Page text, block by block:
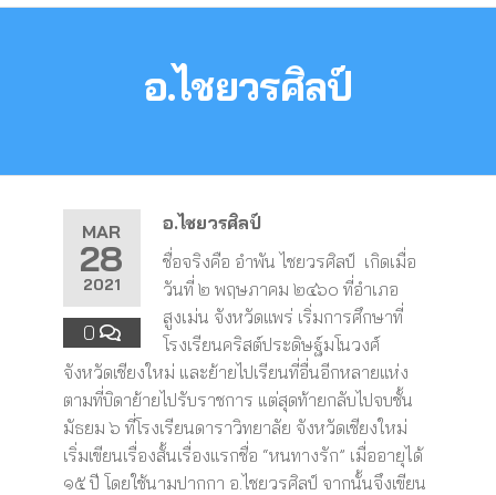
– Free Demos
อ.ไชยวรศิลป์
MAR
28
2021
0
อ.ไชยวรศิลป์
ชื่อจริงคือ อำพัน ไชยวรศิลป์ เกิดเมื่อ
วันที่ ๒ พฤษภาคม ๒๔๖๐ ที่อำเภอ
สูงเม่น จังหวัดแพร่ เริ่มการศึกษาที่
โรงเรียนคริสต์ประดิษฐ์มโนวงศ์
จังหวัดเชียงใหม่ และย้ายไปเรียนที่อื่นอีกหลายแห่ง
ตามที่บิดาย้ายไปรับราชการ แต่สุดท้ายกลับไปจบชั้น
มัธยม ๖ ที่โรงเรียนดาราวิทยาลัย จังหวัดเชียงใหม่
เริ่มเขียนเรื่องสั้นเรื่องแรกชื่อ “หนทางรัก” เมื่ออายุได้
๑๕ ปี โดยใช้นามปากกา อ.ไชยวรศิลป์ จากนั้นจึงเขียน